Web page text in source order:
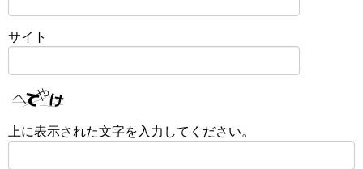
サイト
上に表示された文字を入力してください。